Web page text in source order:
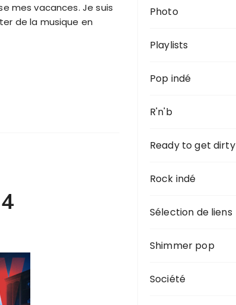
mes vacances. Je suis
de la musique en
Photo
Playlists
Pop indé
R'n'b
Ready to get dirty
Rock indé
Sélection de liens
Shimmer pop
Société